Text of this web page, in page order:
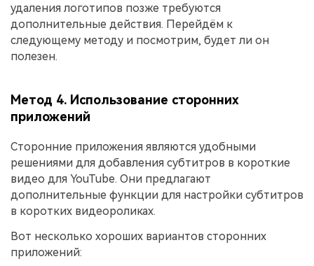
удаления логотипов позже требуются
дополнительные действия. Перейдём к
следующему методу и посмотрим, будет ли он
полезен.
Метод 4. Использование сторонних
приложений
Сторонние приложения являются удобными
решениями для добавления субтитров в короткие
видео для YouTube. Они предлагают
дополнительные функции для настройки субтитров
в коротких видеороликах.
Вот несколько хороших вариантов сторонних
приложений: